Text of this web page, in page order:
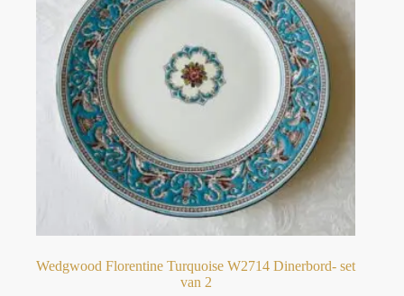
Wedgwood Florentine Turquoise W2714 Dinerbord- set
van 2